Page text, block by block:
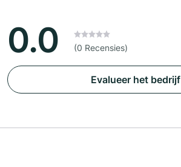
0.0 (0 Recensies)
Evalueer het bedrijf